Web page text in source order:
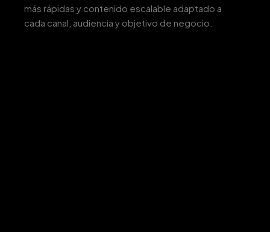
más rápidas y contenido escalable adaptado a
cada canal, audiencia y objetivo de negocio.